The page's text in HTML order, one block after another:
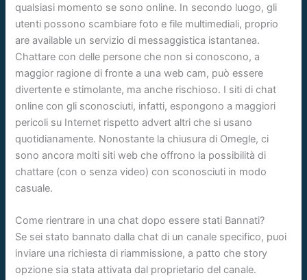
qualsiasi momento se sono online. In secondo luogo, gli
utenti possono scambiare foto e file multimediali, proprio
are available un servizio di messaggistica istantanea.
Chattare con delle persone che non si conoscono, a
maggior ragione di fronte a una web cam, può essere
divertente e stimolante, ma anche rischioso. I siti di chat
online con gli sconosciuti, infatti, espongono a maggiori
pericoli su Internet rispetto advert altri che si usano
quotidianamente. Nonostante la chiusura di Omegle, ci
sono ancora molti siti web che offrono la possibilità di
chattare (con o senza video) con sconosciuti in modo
casuale.
Come rientrare in una chat dopo essere stati Bannati?
Se sei stato bannato dalla chat di un canale specifico, puoi
inviare una richiesta di riammissione, a patto che story
opzione sia stata attivata dal proprietario del canale.